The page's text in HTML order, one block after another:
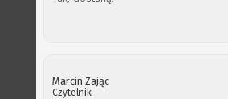
Marcin Zając
Czytelnik